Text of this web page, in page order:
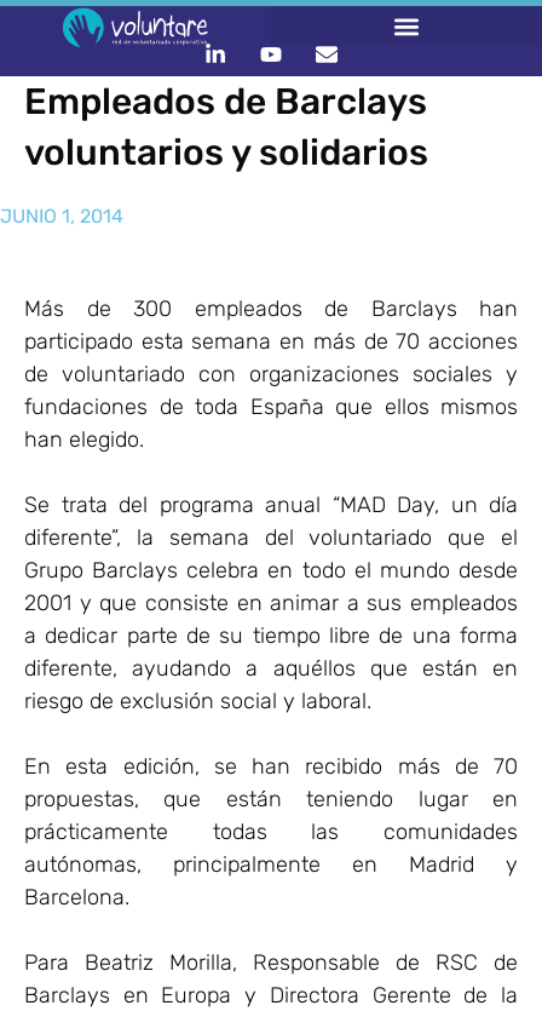
Empleados de Barclays
voluntarios y solidarios
JUNIO 1, 2014
Más de 300 empleados de Barclays han
participado esta semana en más de 70 acciones
de voluntariado con organizaciones sociales y
fundaciones de toda España que ellos mismos
han elegido.
Se trata del programa anual “MAD Day, un día
diferente”, la semana del voluntariado que el
Grupo Barclays celebra en todo el mundo desde
2001 y que consiste en animar a sus empleados
a dedicar parte de su tiempo libre de una forma
diferente, ayudando a aquéllos que están en
riesgo de exclusión social y laboral.
En esta edición, se han recibido más de 70
propuestas, que están teniendo lugar en
prácticamente todas las comunidades
autónomas, principalmente en Madrid y
Barcelona.
Para Beatriz Morilla, Responsable de RSC de
Barclays en Europa y Directora Gerente de la